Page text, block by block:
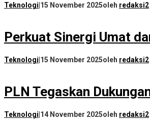
Teknologi 15 November 2025oleh redaksi2
Perkuat Sinergi Umat
Teknologi 15 November 2025oleh redaksi2
PLN Tegaskan
Teknologi 14 November 2025oleh redaksi2